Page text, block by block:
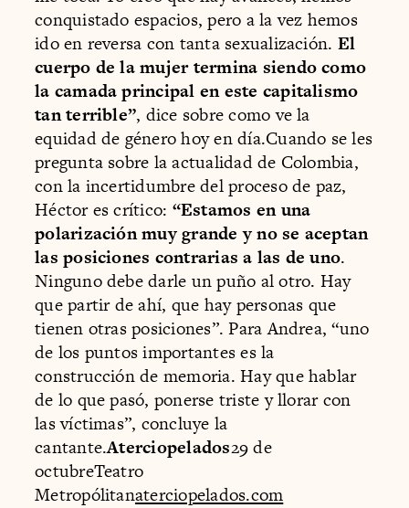
conquistado espacios, pero a la vez hemos
ido en reversa con tanta sexualización. El
cuerpo de la mujer termina siendo como
la camada principal en este capitalismo
tan terrible”, dice sobre como ve la
equidad de género hoy en día.Cuando se les
pregunta sobre la actualidad de Colombia,
con la incertidumbre del proceso de paz,
Héctor es crítico: “Estamos en una
polarización muy grande y no se aceptan
las posiciones contrarias a las de uno.
Ninguno debe darle un puño al otro. Hay
que partir de ahí, que hay personas que
tienen otras posiciones”. Para Andrea, “uno
de los puntos importantes es la
construcción de memoria. Hay que hablar
de lo que pasó, ponerse triste y llorar con
las víctimas”, concluye la
cantante.Aterciopelados29 de
octubreTeatro
Metropólitanaterciopelados.com